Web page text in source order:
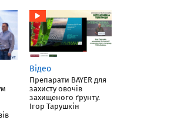
Відео
Препарати BAYER для
захисту овочів
захищеного ґрунту.
Ігор Тарушкін